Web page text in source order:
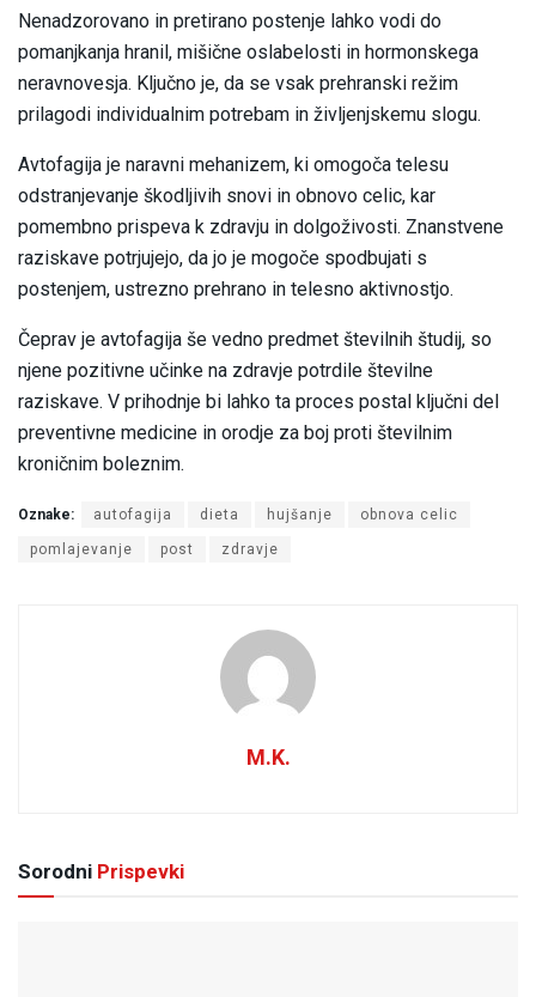
Nenadzorovano in pretirano postenje lahko vodi do
pomanjkanja hranil, mišične oslabelosti in hormonskega
neravnovesja. Ključno je, da se vsak prehranski režim
prilagodi individualnim potrebam in življenjskemu slogu.
Avtofagija je naravni mehanizem, ki omogoča telesu
odstranjevanje škodljivih snovi in obnovo celic, kar
pomembno prispeva k zdravju in dolgoživosti. Znanstvene
raziskave potrjujejo, da jo je mogoče spodbujati s
postenjem, ustrezno prehrano in telesno aktivnostjo.
Čeprav je avtofagija še vedno predmet številnih študij, so
njene pozitivne učinke na zdravje potrdile številne
raziskave. V prihodnje bi lahko ta proces postal ključni del
preventivne medicine in orodje za boj proti številnim
kroničnim boleznim.
Oznake: autofagija dieta hujšanje obnova celic
pomlajevanje post zdravje
M.K.
Sorodni Prispevki